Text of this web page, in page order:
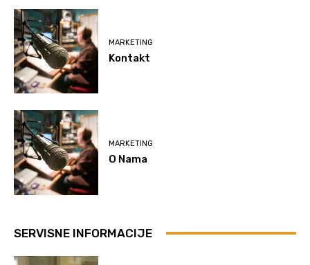
MARKETING
Kontakt
MARKETING
O Nama
SERVISNE INFORMACIJE